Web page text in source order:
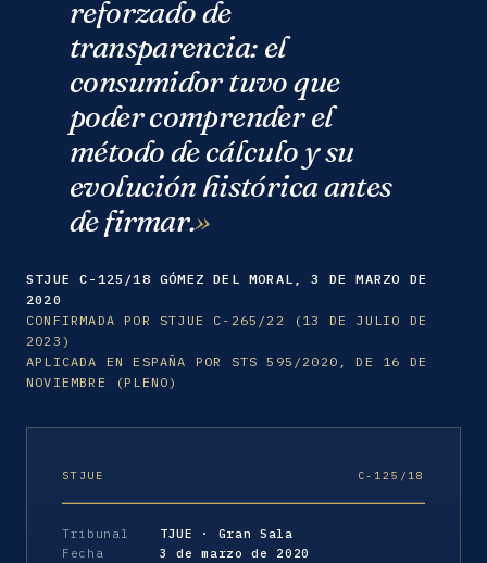
reforzado de
transparencia: el
consumidor tuvo que
poder comprender el
método de cálculo y su
evolución histórica antes
de firmar.
STJUE C-125/18 GÓMEZ DEL MORAL, 3 DE MARZO DE
2020
CONFIRMADA POR STJUE C-265/22 (13 DE JULIO DE
2023)
APLICADA EN ESPAÑA POR STS 595/2020, DE 16 DE
NOVIEMBRE (PLENO)
STJUE C-125/18
Tribunal
TJUE · Gran Sala
Fecha
3 de marzo de 2020